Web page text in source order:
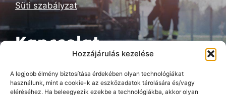
Hozzájárulás kezelése
A legjobb élmény biztosítása érdekében olyan technológiákat
használunk, mint a cookie-k az eszközadatok tárolására és/vagy
eléréséhez. Ha beleegyezik ezekbe a technológiákba, akkor olyan
Süti szabályzat
Kapcsolat
Build Technic Hungary Kft